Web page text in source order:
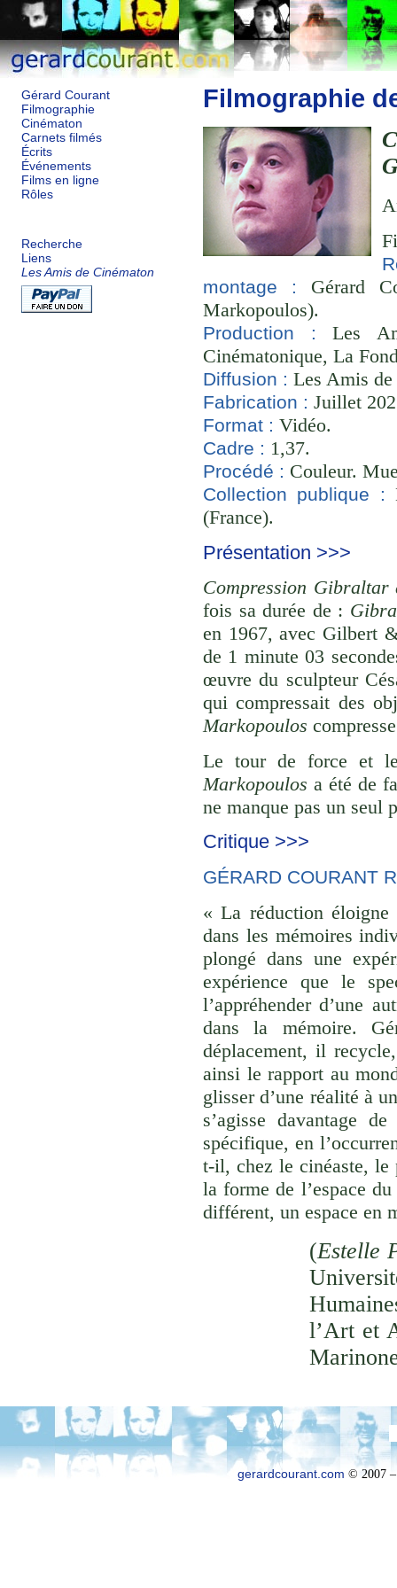
Gérard Courant
Filmographie
Cinématon
Carnets filmés
Écrits
Événements
Films en ligne
Rôles
Recherche
Liens
Les Amis de Cinématon
Filmographie
montage :
Gérard
Markopoulos).
Production :
Les
Cinématonique, La
Diffusion : Les Amis
Fabrication : Juillet
Format : Vidéo.
Cadre : 1,37.
Procédé : Couleur.
Collection publique :
(France).
Présentation >>>
Compression
fois sa durée de :
en 1967, avec Gilbert
de 1 minute 03
œuvre du sculpteur
qui compressait des
Markopoulos
Le tour de force et
Markopoulos a été de
ne manque pas un
Critique >>>
GÉRARD COURANT
« La réduction
dans les mémoires
plongé dans une
expérience que le
l’appréhender d’une
dans la mémoire.
déplacement, il
ainsi le rapport au
glisser d’une réalité à
s’agisse davantage
spécifique, en
t-il, chez le cinéaste, le
la forme de l’espace
différent, un espace en
(Estelle
l’Art et
gerardcourant.com © 2007